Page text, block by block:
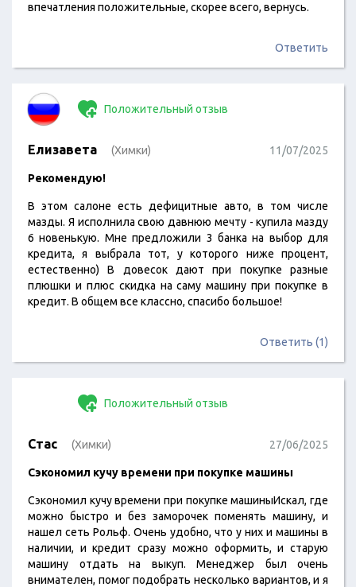
впечатления положительные, скорее всего, вернусь.
Ответить
Положительный отзыв
Елизавета (Химки) 11/07/2025
Рекомендую!
В этом салоне есть дефицитные авто, в том числе
мазды. Я исполнила свою давнюю мечту - купила мазду
6 новенькую. Мне предложили 3 банка на выбор для
кредита, я выбрала тот, у которого ниже процент,
естественно) В довесок дают при покупке разные
плюшки и плюс скидка на саму машину при покупке в
кредит. В общем все классно, спасибо большое!
Ответить (1)
Положительный отзыв
Стас (Химки) 27/06/2025
​Сэкономил кучу времени при покупке машины
Сэкономил кучу времени при покупке машиныИскал, где
можно быстро и без заморочек поменять машину, и
нашел сеть Рольф. Очень удобно, что у них и машины в
наличии, и кредит сразу можно оформить, и старую
машину отдать на выкуп. Менеджер был очень
внимателен, помог подобрать несколько вариантов, и я